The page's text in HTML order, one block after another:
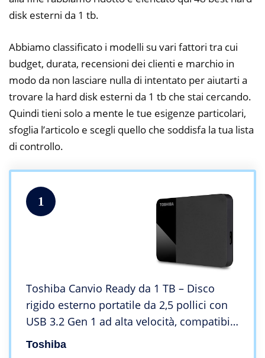
disk esterni da 1 tb.
Abbiamo classificato i modelli su vari fattori tra cui
budget, durata, recensioni dei clienti e marchio in
modo da non lasciare nulla di intentato per aiutarti a
trovare la hard disk esterni da 1 tb che stai cercando.
Quindi tieni solo a mente le tue esigenze particolari,
sfoglia l’articolo e scegli quello che soddisfa la tua lista
di controllo.
1
Toshiba Canvio Ready da 1 TB – Disco
rigido esterno portatile da 2,5 pollici con
USB 3.2 Gen 1 ad alta velocità, compatibile
con Microsoft Windows 8.1, 10, 11 e
Toshiba